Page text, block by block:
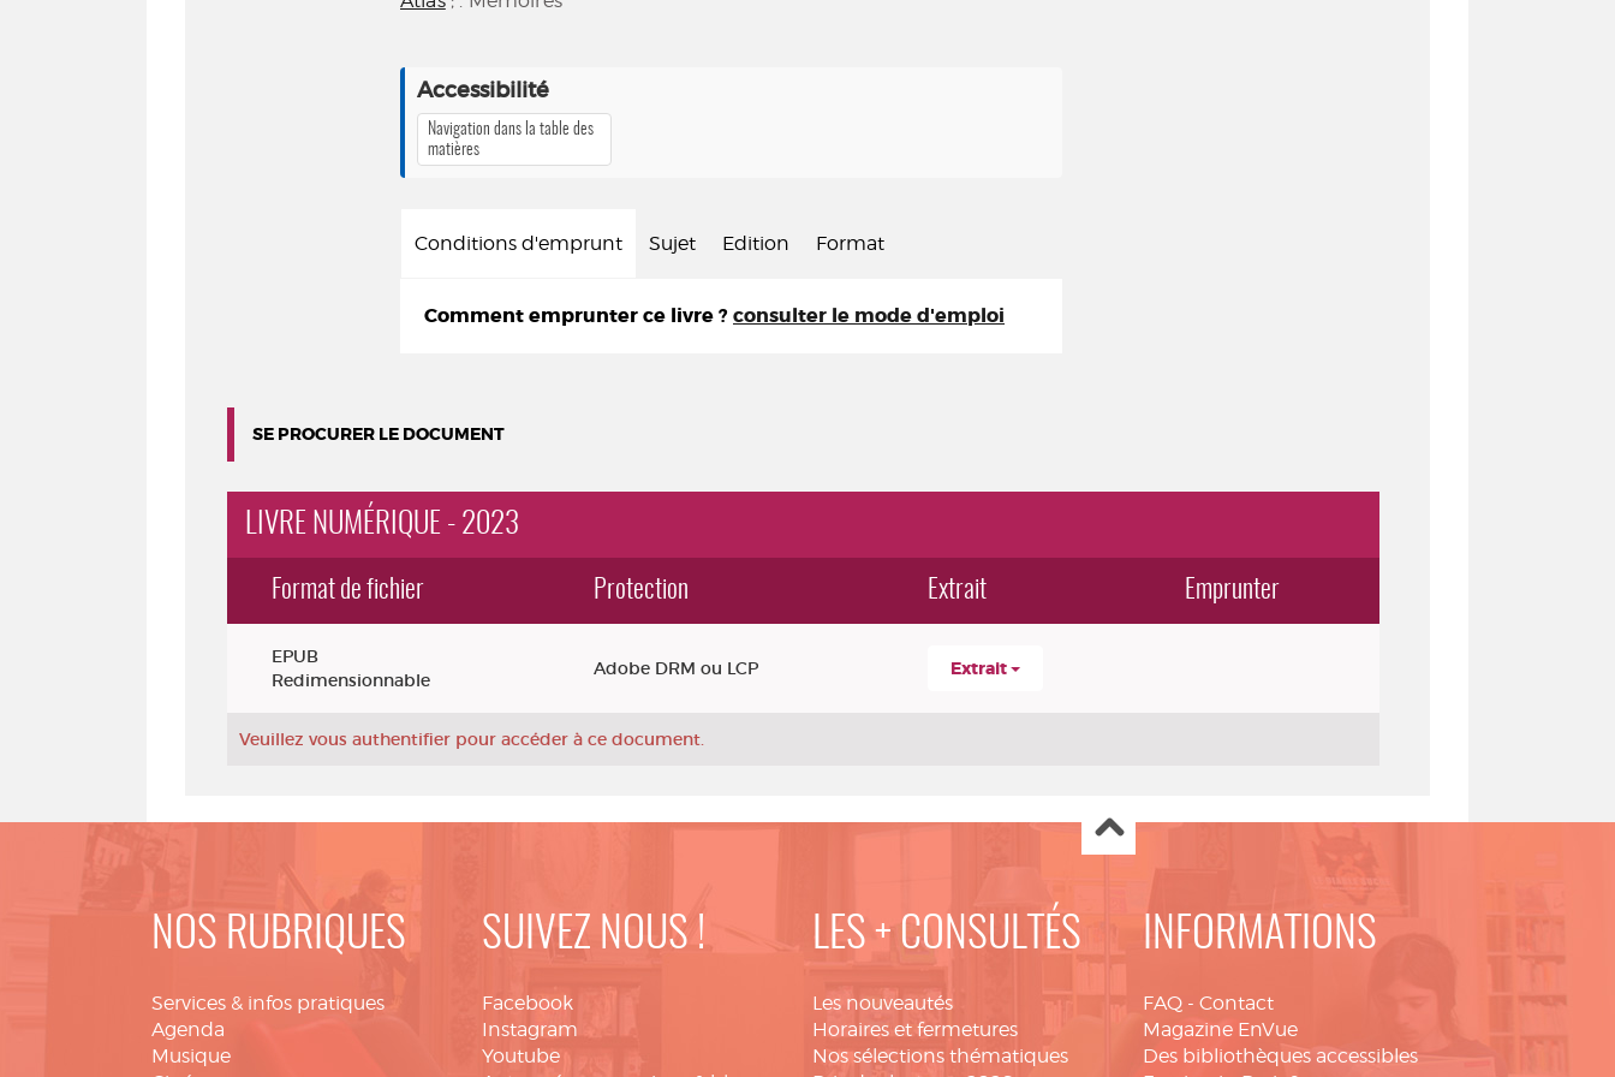
Accessibilité
Navigation dans la table des
matières
Conditions d'emprunt Sujet Edition Format
Comment emprunter ce livre ? consulter le mode d'emploi
SE PROCURER LE DOCUMENT
LIVRE NUMÉRIQUE - 2023
Format de fichier Protection Extrait Emprunter
EPUB
Redimensionnable
Adobe DRM ou LCP Extrait
Veuillez vous authentifier pour accéder à ce document.
NOS RUBRIQUES
Services & infos pratiques
Agenda
Musique
SUIVEZ NOUS !
Facebook
Instagram
Youtube
LES + CONSULTÉS
Les nouveautés
Horaires et fermetures
Nos sélections thématiques
INFORMATIONS
FAQ - Contact
Magazine EnVue
Des bibliothèques accessibles